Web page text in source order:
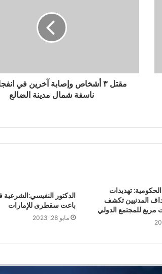
أرقام صادمة لخسائر القطاع
العدوان السعودي على اليمن
برئاسة الأستاذ النعيمي: مناقشة
القوات المسلحة تستهدف
أضرار تفوق التصور تلحق بيمناء
العدوان السعودي
في اختبار الانصياع للحق اليمني
مقتل ٣ أشخاص وإصابة آخرين في
ناسفة شمال مدينة الضالع
تهديدات
المدنيين تكشف
للمجتمع الدولي
الدكتور النفيسي:الشرعية
باعت سقطرى للإمارات
مايو 28, 2023